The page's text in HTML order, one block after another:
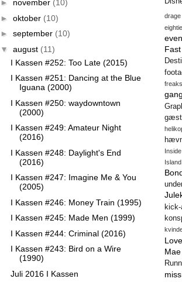
► november (10)
► oktober (10)
► september (10)
▼ august (11)
I Kassen #252: Too Late (2015)
I Kassen #251: Dancing at the Blue
Iguana (2000)
I Kassen #250: waydowntown
(2000)
I Kassen #249: Amateur Night
(2016)
I Kassen #248: Daylight's End
(2016)
I Kassen #247: Imagine Me & You
(2005)
I Kassen #246: Money Train (1995)
I Kassen #245: Made Men (1999)
I Kassen #244: Criminal (2016)
I Kassen #243: Bird on a Wire
(1990)
Juli 2016 I Kassen
drage
freaks
Island